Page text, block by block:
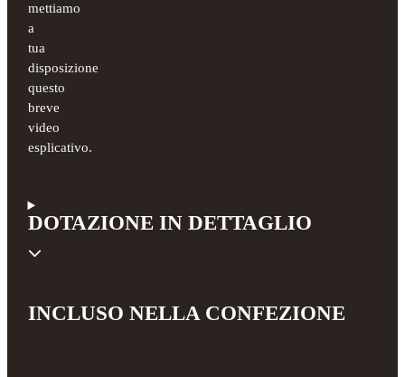
mettiamo
a
tua
disposizione
questo
breve
video
esplicativo.
DOTAZIONE IN DETTAGLIO
INCLUSO NELLA CONFEZIONE